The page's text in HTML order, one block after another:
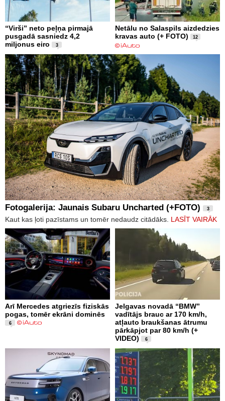
“Virši” neto peļņa pirmajā
pusgadā sasniedz 4,2
miljonus eiro
3
Netālu no Salaspils aizdedzies
kravas auto (+ FOTO)
12
Fotogalerija: Jaunais Subaru Uncharted (+FOTO) 3
Kaut kas ļoti pazīstams un tomēr nedaudz citādāks. LASĪT VAIRĀK
Arī Mercedes atgriezīs fiziskās
pogas, tomēr ekrāni dominēs
6
Jelgavas novadā “BMW”
vadītājs brauc ar 170 km/h,
atļauto braukšanas ātrumu
pārkāpjot par 80 km/h (+
VIDEO)
6